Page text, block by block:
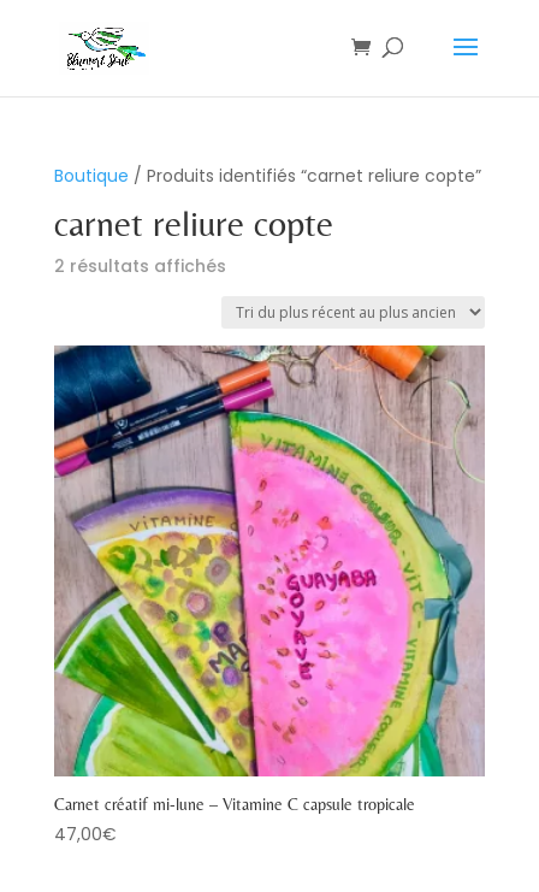
Boutique / Produits identifiés “carnet reliure copte”
carnet reliure copte
2 résultats affichésTrié
plus
récent
au
plus
ancien
Carnet créatif mi-lune – Vitamine C capsule tropicale
47,00€